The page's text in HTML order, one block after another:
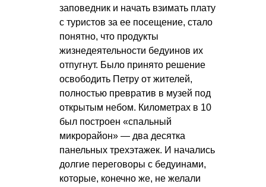
заповедник и начать взимать плату
с туристов за ее посещение, стало
понятно, что продукты
жизнедеятельности бедуинов их
отпугнут. Было принято решение
освободить Петру от жителей,
полностью превратив в музей под
открытым небом. Километрах в 10
был построен «спальный
микрорайон» — два десятка
панельных трехэтажек. И начались
долгие переговоры с бедуинами,
которые, конечно же, не желали